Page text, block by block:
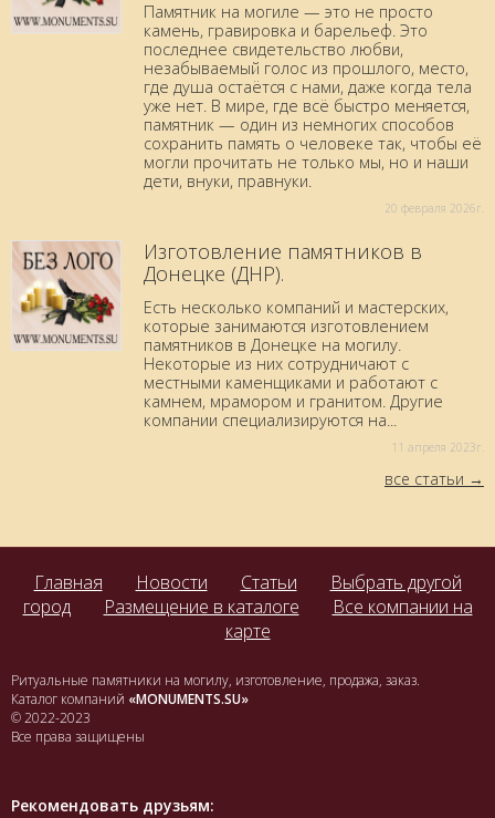
Памятник на могиле — это не просто
камень, гравировка и барельеф. Это
последнее свидетельство любви,
незабываемый голос из прошлого, место,
где душа остаётся с нами, даже когда тела
уже нет. В мире, где всё быстро меняется,
памятник — один из немногих способов
сохранить память о человеке так, чтобы её
могли прочитать не только мы, но и наши
дети, внуки, правнуки.
20 февраля 2026г.
Изготовление памятников в
Донецке (ДНР).
Есть несколько компаний и мастерских,
которые занимаются изготовлением
памятников в Донецке на могилу.
Некоторые из них сотрудничают с
местными каменщиками и работают с
камнем, мрамором и гранитом. Другие
компании специализируются на...
11 aпреля 2023г.
все статьи
Главная Новости Статьи
Выбрать другой
город
Размещение в каталоге
Все компании на
карте
Ритуальные памятники на могилу, изготовление, продажа, заказ.
Каталог компаний «MONUMENTS.SU»
© 2022-2023
Все права защищены
Рекомендовать друзьям: